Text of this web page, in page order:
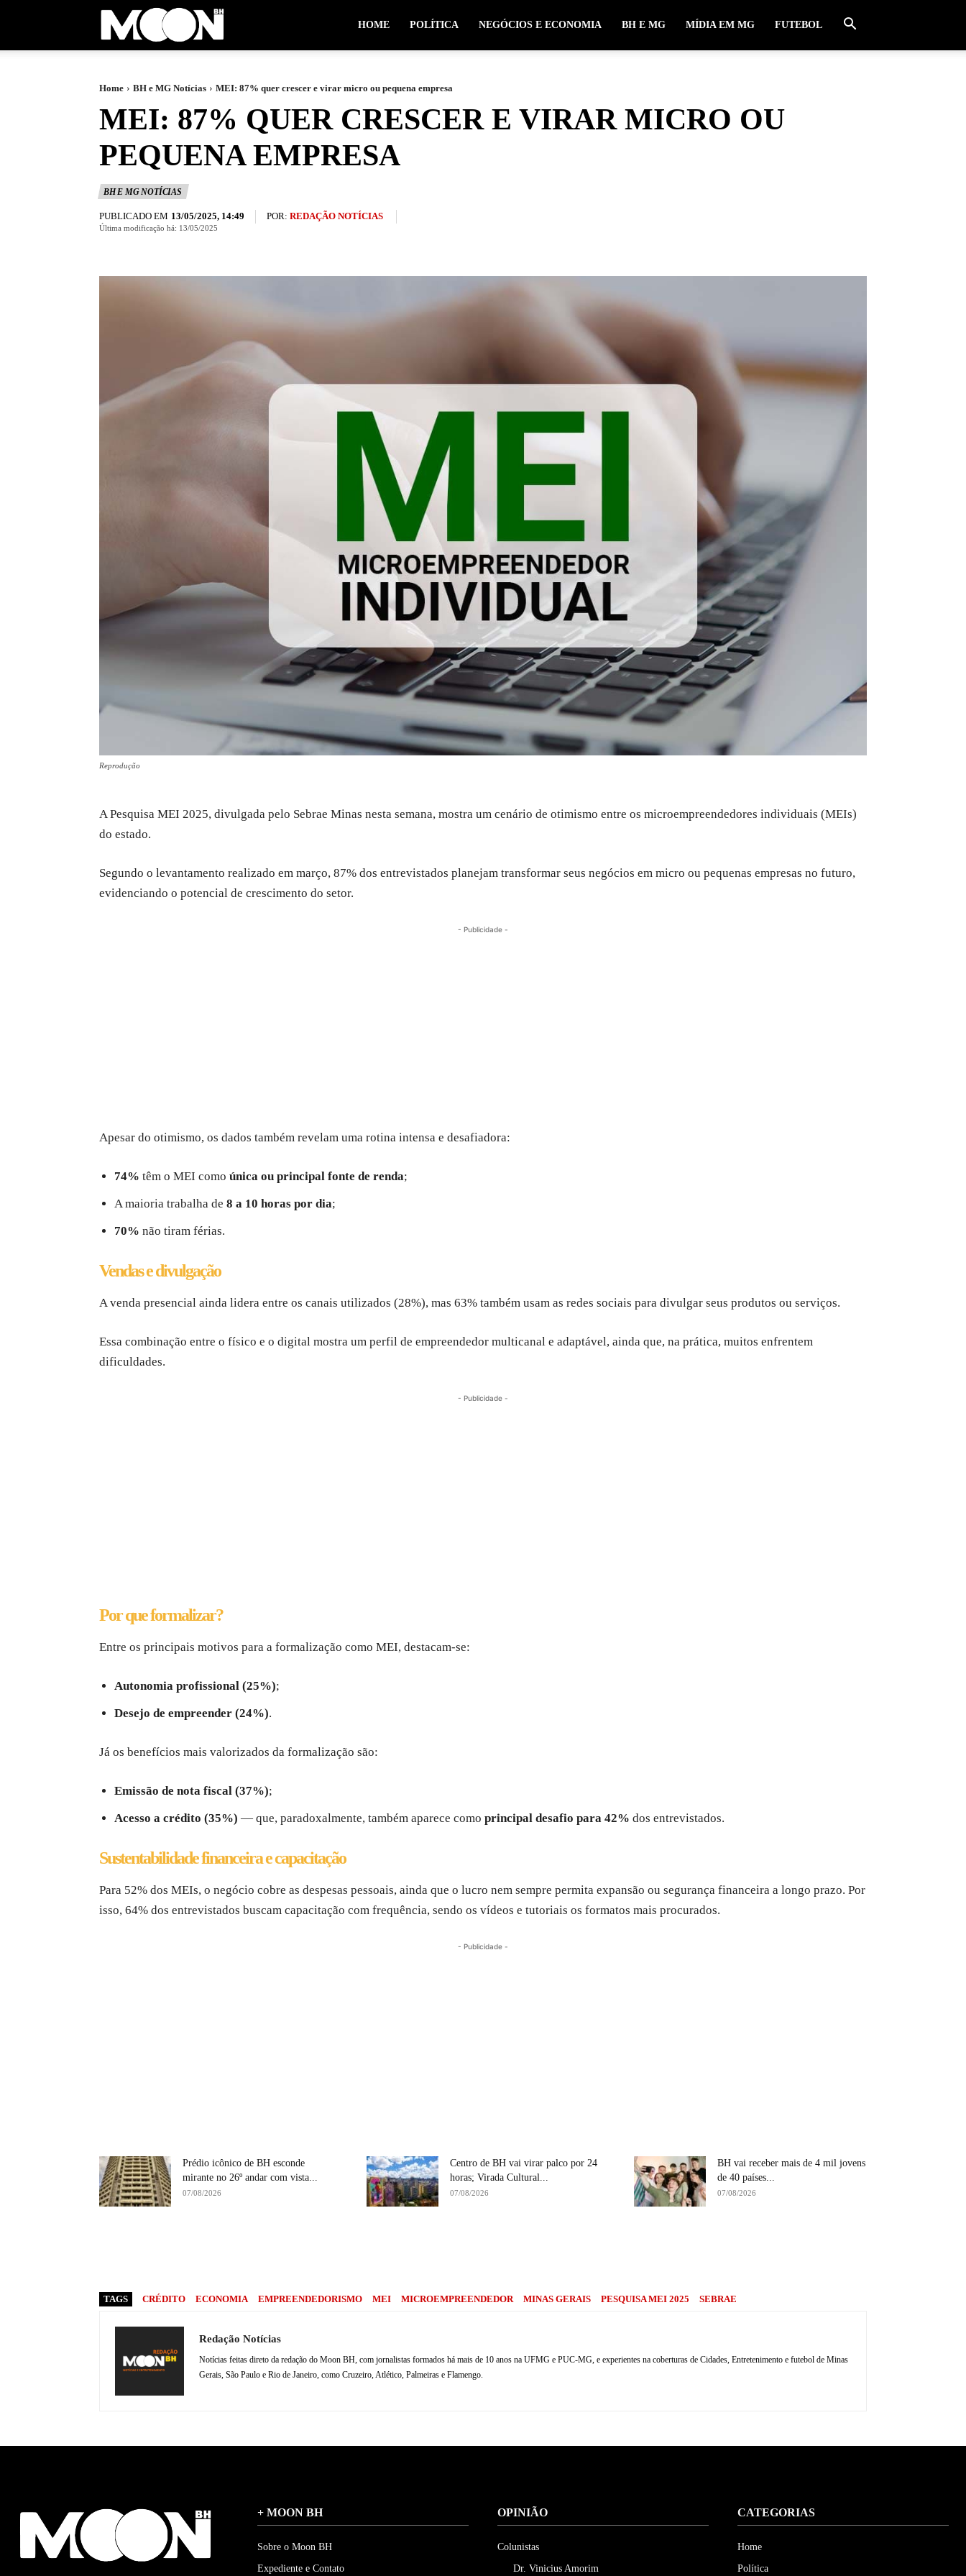
HOME POLÍTICA NEGÓCIOS E ECONOMIA BH E MG MÍDIA EM MG FUTEBOL
Home BH e MG Notícias MEI: 87% quer crescer e virar micro ou pequena empresa
MEI: 87% QUER CRESCER E VIRAR MICRO OU
PEQUENA EMPRESA
BH E MG NOTÍCIAS
PUBLICADO EM 13/05/2025, 14:49 POR: REDAÇÃO NOTÍCIAS
Última modificação há: 13/05/2025
Reprodução
A Pesquisa MEI 2025, divulgada pelo Sebrae Minas nesta semana, mostra um cenário de otimismo entre os microempreendedores individuais (MEIs)
do estado.
Segundo o levantamento realizado em março, 87% dos entrevistados planejam transformar seus negócios em micro ou pequenas empresas no futuro,
evidenciando o potencial de crescimento do setor.
- Publicidade -
Apesar do otimismo, os dados também revelam uma rotina intensa e desafiadora:
74% têm o MEI como única ou principal fonte de renda;
A maioria trabalha de 8 a 10 horas por dia;
70% não tiram férias.
Vendas e divulgação
A venda presencial ainda lidera entre os canais utilizados (28%), mas 63% também usam as redes sociais para divulgar seus produtos ou serviços.
Essa combinação entre o físico e o digital mostra um perfil de empreendedor multicanal e adaptável, ainda que, na prática, muitos enfrentem
dificuldades.
- Publicidade -
Por que formalizar?
Entre os principais motivos para a formalização como MEI, destacam-se:
Autonomia profissional (25%);
Desejo de empreender (24%).
Já os benefícios mais valorizados da formalização são:
Emissão de nota fiscal (37%);
Acesso a crédito (35%) — que, paradoxalmente, também aparece como principal desafio para 42% dos entrevistados.
Sustentabilidade financeira e capacitação
Para 52% dos MEIs, o negócio cobre as despesas pessoais, ainda que o lucro nem sempre permita expansão ou segurança financeira a longo prazo. Por
isso, 64% dos entrevistados buscam capacitação com frequência, sendo os vídeos e tutoriais os formatos mais procurados.
- Publicidade -
Prédio icônico de BH esconde
mirante no 26º andar com vista...
07/08/2026
Centro de BH vai virar palco por 24
horas; Virada Cultural...
07/08/2026
BH vai receber mais de 4 mil jovens
de 40 países...
07/08/2026
TAGS CRÉDITO ECONOMIA EMPREENDEDORISMO MEI MICROEMPREENDEDOR MINAS GERAIS PESQUISA MEI 2025 SEBRAE
Redação Notícias
Notícias feitas direto da redação do Moon BH, com jornalistas formados há mais de 10 anos na UFMG e PUC-MG, e experientes na coberturas de Cidades, Entretenimento e futebol de Minas
Gerais, São Paulo e Rio de Janeiro, como Cruzeiro, Atlético, Palmeiras e Flamengo.
+ MOON BH
Sobre o Moon BH
Expediente e Contato
OPINIÃO
Colunistas
Dr. Vinicius Amorim
CATEGORIAS
Home
Política